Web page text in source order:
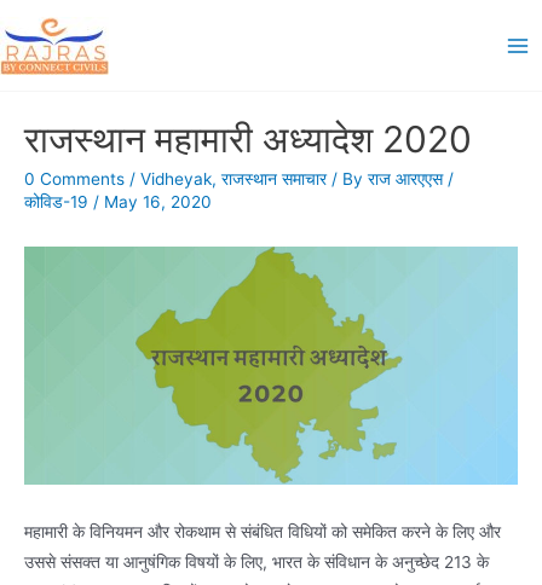
to
content
राजस्थान महामारी अध्यादेश 2020
0 Comments / Vidheyak, राजस्थान समाचार/ By राज आरएएस /
कोविड-19 / May 16, 2020
महामारी के विनियमन और रोकथाम से संबंधित विधियों को समेकित करने के लिए और
उससे संसक्त या आनुषंगिक विषयों के लिए, भारत के संविधान के अनुच्छेद 213 के